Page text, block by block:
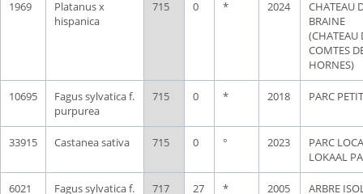
1969
Platanus x
hispanica
715 0 * 2024
CHATEAU
BRAINE
(CHATEAU
COMTES
HORNES)
10695
Fagus sylvatica f.
purpurea
715 0 * 2018 PARC PETIT
33915 Castanea sativa 715 0 ° 2023
PARC
LOKAAL
6021 Fagus sylvatica f. 717 27 * 2005 ARBRE